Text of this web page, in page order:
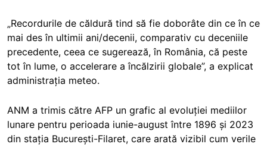
„Recordurile de căldură tind să fie doborâte din ce în ce
mai des în ultimii ani/decenii, comparativ cu deceniile
precedente, ceea ce sugerează, în România, că peste
tot în lume, o accelerare a încălzirii globale”, a explicat
administrația meteo.
ANM a trimis către AFP un grafic al evoluției mediilor
lunare pentru perioada iunie-august între 1896 și 2023
din stația București-Filaret, care arată vizibil cum verile